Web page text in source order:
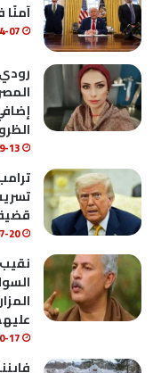
b
e
آمنًا
07
13
20
17